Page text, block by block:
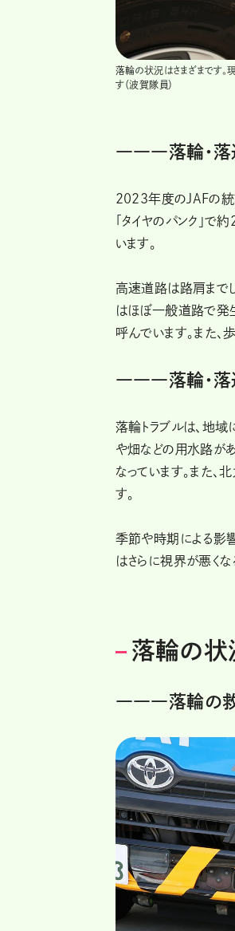
落輪の状況はさまざまです。
す（波賀隊員）
―――落輪・落
2023年度のJAFの統
「タイヤのパンク」
います。
高速道路は路肩まで
はほぼ一般道路で発
呼んでいます。また
―――落輪・落
落輪トラブルは、地
や畑などの用水路が
なっています。また、
す。
季節や時期による影
はさらに視界が悪く
落輪の状
―――落輪の救